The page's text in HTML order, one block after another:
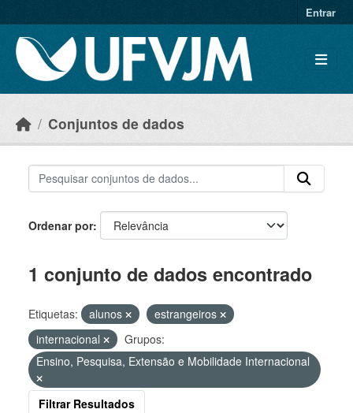
Entrar
Conjuntos de dados
Ordenar por
1 conjunto de dados encontrado
Etiquetas: alunos
estrangeiros
internacional
Grupos:
Ensino, Pesquisa, Extensão e Mobilidade Internacional
Filtrar Resultados